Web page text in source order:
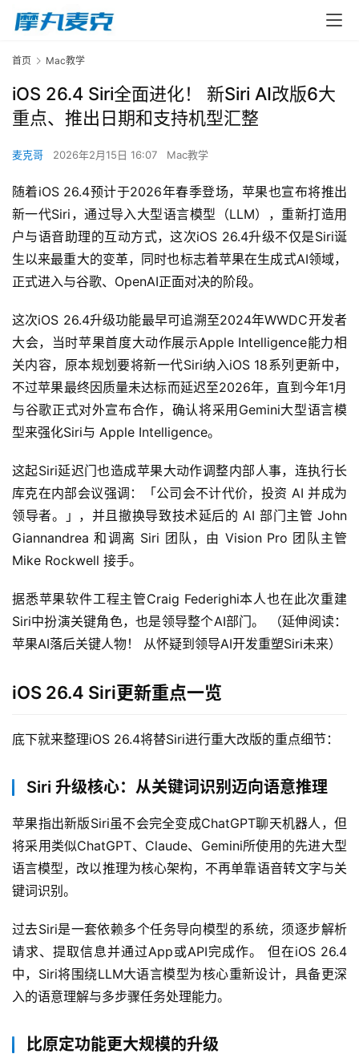
首页 Mac教学
iOS 26.4 Siri全面进化！ 新Siri AI改版6大
重点、推出日期和支持机型汇整
麦克哥 2026年2月15日 16:07 Mac教学
随着iOS 26.4预计于2026年春季登场，苹果也宣布将推出
新一代Siri，通过导入大型语言模型（LLM），重新打造用
户与语音助理的互动方式，这次iOS 26.4升级不仅是Siri诞
生以来最重大的变革，同时也标志着苹果在生成式AI领域，
正式进入与谷歌、OpenAI正面对决的阶段。
这次iOS 26.4升级功能最早可追溯至2024年WWDC开发者
大会，当时苹果首度大动作展示Apple Intelligence能力相
关内容，原本规划要将新一代Siri纳入iOS 18系列更新中，
不过苹果最终因质量未达标而延迟至2026年，直到今年1月
与谷歌正式对外宣布合作，确认将采用Gemini大型语言模
型来强化Siri与 Apple Intelligence。
这起Siri延迟门也造成苹果大动作调整内部人事，连执行长
库克在内部会议强调：「公司会不计代价，投资 AI 并成为
领导者。」，并且撤换导致技术延后的 AI 部门主管 John
Giannandrea 和调离 Siri 团队，由 Vision Pro 团队主管
Mike Rockwell 接手。
据悉苹果软件工程主管Craig Federighi本人也在此次重建
Siri中扮演关键角色，也是领导整个AI部门。 （延伸阅读：
苹果AI落后关键人物！ 从怀疑到领导AI开发重塑Siri未来）
iOS 26.4 Siri更新重点一览
底下就来整理iOS 26.4将替Siri进行重大改版的重点细节：
Siri 升级核心：从关键词识别迈向语意推理
苹果指出新版Siri虽不会完全变成ChatGPT聊天机器人，但
将采用类似ChatGPT、Claude、Gemini所使用的先进大型
语言模型，改以推理为核心架构，不再单靠语音转文字与关
键词识别。
过去Siri是一套依赖多个任务导向模型的系统，须逐步解析
请求、提取信息并通过App或API完成作。 但在iOS 26.4
中，Siri将围绕LLM大语言模型为核心重新设计，具备更深
入的语意理解与多步骤任务处理能力。
比原定功能更大规模的升级